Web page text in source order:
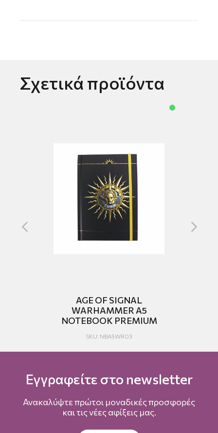
Σχετικά προϊόντα
AGE OF SIGNAL
WARHAMMER A5
NOTEBOOK PREMIUM
SKU: NBA5WR03
Εγγραφείτε στο newsletter
Ανακαλύψτε πρώτοι μοναδικές προσφορές
και τις νέες αφίξεις μας.